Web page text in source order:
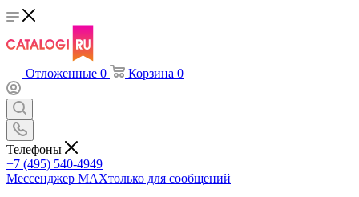
Отложенные 0 Корзина 0
Телефоны
+7 (495) 540-4949
Мессенджер МАХтолько для сообщений